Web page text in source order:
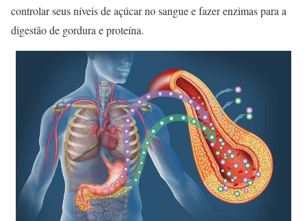
controlar seus níveis de açúcar no sangue e fazer enzimas para a
digestão de gordura e proteína.